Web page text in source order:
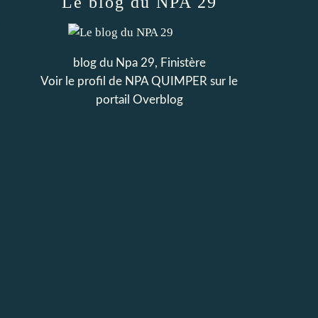
blog du Npa 29, Finistère
Voir le profil de NPA QUIMPER sur le
portail Overblog